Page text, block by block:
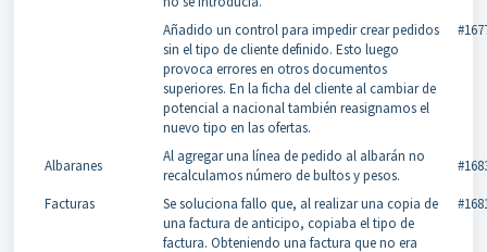
Añadido un control para impedir crear pedidos
sin el tipo de cliente definido. Esto luego
provoca errores en otros documentos
superiores. En la ficha del cliente al cambiar de
potencial a nacional también reasignamos el
nuevo tipo en las ofertas.
Albaranes
Al agregar una línea de pedido al albarán no
recalculamos número de bultos y pesos.
Facturas
Se soluciona fallo que, al realizar una copia de
una factura de anticipo, copiaba el tipo de
factura. Obteniendo una factura que no era